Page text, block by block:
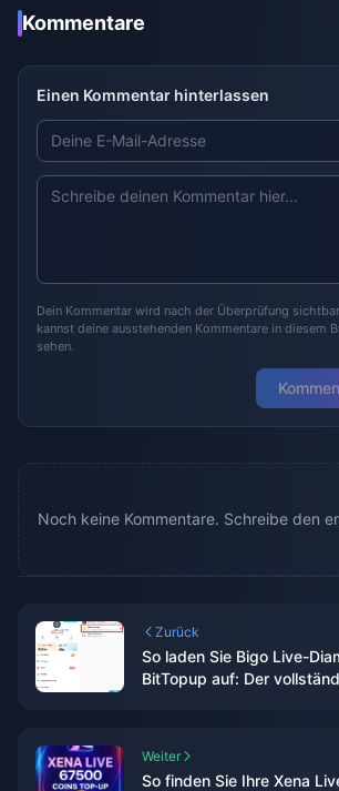
Kommentare
Einen Kommentar hinterlassen
Dein Kommentar wird nach der Überprüfung
kannst deine ausstehenden Kommentare in diesem
sehen.
Noch keine Kommentare. Schreibe den
Zurück
So laden Sie Bigo Live-
BitTopup auf: Der
Weiter
So finden Sie Ihre Xena